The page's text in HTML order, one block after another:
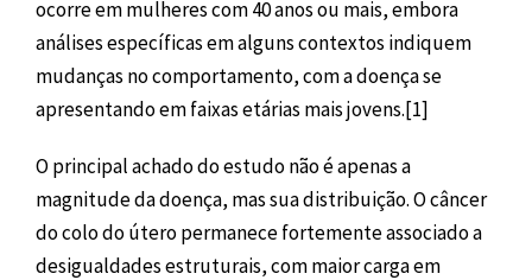
ocorre em mulheres com 40 anos ou mais, embora
análises específicas em alguns contextos indiquem
mudanças no comportamento, com a doença se
apresentando em faixas etárias mais jovens.[1]
O principal achado do estudo não é apenas a
magnitude da doença, mas sua distribuição. O câncer
do colo do útero permanece fortemente associado a
desigualdades estruturais, com maior carga em